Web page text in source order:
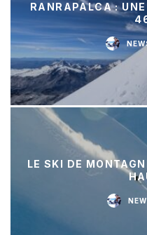
RANRAPALCA :
LE SKI DE